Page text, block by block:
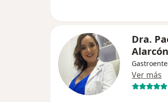
Dra.
Alarcón
Ver más